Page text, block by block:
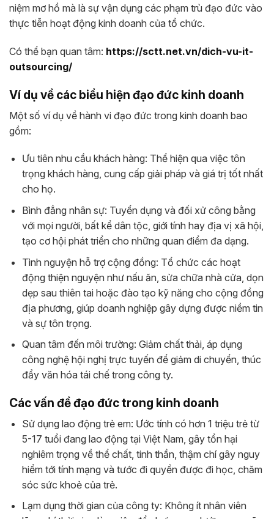
niệm mơ hồ mà là sự vận dụng các phạm trù đạo đức vào
thực tiễn hoạt động kinh doanh của tổ chức.
Có thể bạn quan tâm: https://sctt.net.vn/dich-vu-it-
outsourcing/
Ví dụ về các biểu hiện đạo đức kinh doanh
Một số ví dụ về hành vi đạo đức trong kinh doanh bao
gồm:
Ưu tiên nhu cầu khách hàng: Thể hiện qua việc tôn
trọng khách hàng, cung cấp giải pháp và giá trị tốt nhất
cho họ.
Bình đẳng nhân sự: Tuyển dụng và đối xử công bằng
với mọi người, bất kể dân tộc, giới tính hay địa vị xã hội,
tạo cơ hội phát triển cho những quan điểm đa dạng.
Tình nguyện hỗ trợ cộng đồng: Tổ chức các hoạt
động thiện nguyện như nấu ăn, sửa chữa nhà cửa, dọn
dẹp sau thiên tai hoặc đào tạo kỹ năng cho cộng đồng
địa phương, giúp doanh nghiệp gây dựng được niềm tin
và sự tôn trọng.
Quan tâm đến môi trường: Giảm chất thải, áp dụng
công nghệ hội nghị trực tuyến để giảm di chuyển, thúc
đẩy văn hóa tái chế trong công ty.
Các vấn đề đạo đức trong kinh doanh
Sử dụng lao động trẻ em: Ước tính có hơn 1 triệu trẻ từ
5-17 tuổi đang lao động tại Việt Nam, gây tổn hại
nghiêm trọng về thể chất, tinh thần, thậm chí gây nguy
hiểm tới tính mạng và tước đi quyền được đi học, chăm
sóc sức khoẻ của trẻ.
Lạm dụng thời gian của công ty: Không ít nhân viên